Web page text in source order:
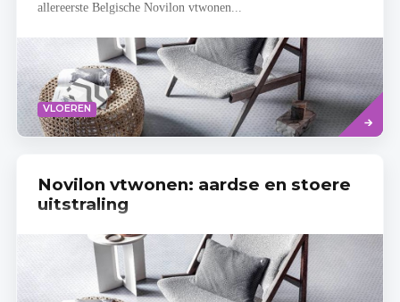
allereerste Belgische Novilon vtwonen...
VLOEREN
Lees
meer
Novilon vtwonen: aardse en stoere
uitstraling